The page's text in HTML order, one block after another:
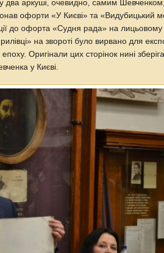
два аркуші, очевидно, самим
офорти «У Києві» та «Видубицький
до офорта «Судня рада» на лицьовому
на звороті було вирвано для
Оригінали цих сторінок нині
у Києві.